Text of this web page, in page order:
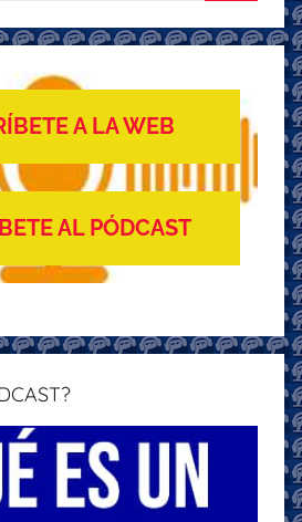
Buscar
A LA WEB
AL PÓDCAST